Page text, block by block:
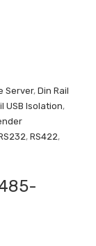
Server, Din Rail
USB Isolation,
, RS422,